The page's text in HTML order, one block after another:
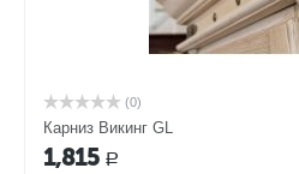
(0)
Карниз Викинг GL
1,815 Р